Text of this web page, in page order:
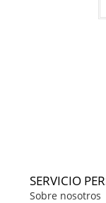
SERVICIO
Sobre nosotros